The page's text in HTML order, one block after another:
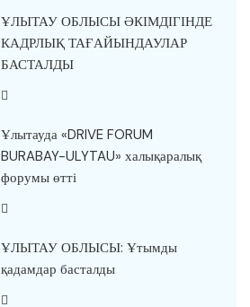
ҰЛЫТАУ ОБЛЫСЫ ӘКІМДІГІНДЕ
КАДРЛЫҚ ТАҒАЙЫНДАУЛАР
БАСТАЛДЫ
Ұлытауда «DRIVE FORUM
BURABAY-ULYTAU» халықаралық
форумы өтті
ҰЛЫТАУ ОБЛЫСЫ: Ұтымды
қадамдар басталды